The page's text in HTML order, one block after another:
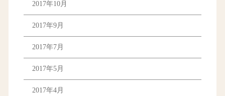
2017年10月
2017年9月
2017年7月
2017年5月
2017年4月